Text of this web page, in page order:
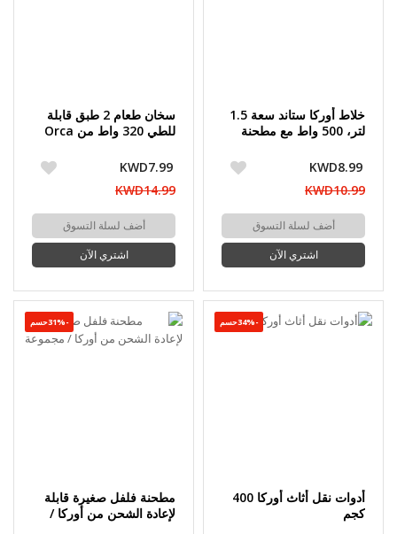
خلاط أوركا ستاند سعة 1.5
لتر، 500 واط مع مطحنة
KWD8.99
KWD10.99
أضف لسلة التسوق
اشتري الآن
سخان طعام 2 طبق قابلة
للطي 320 واط من Orca
KWD7.99
KWD14.99
أضف لسلة التسوق
اشتري الآن
-34%حسم
أدوات نقل أثاث أوركا 400
كجم
-31%حسم
مطحنة فلفل صغيرة قابلة
لإعادة الشحن من أوركا /